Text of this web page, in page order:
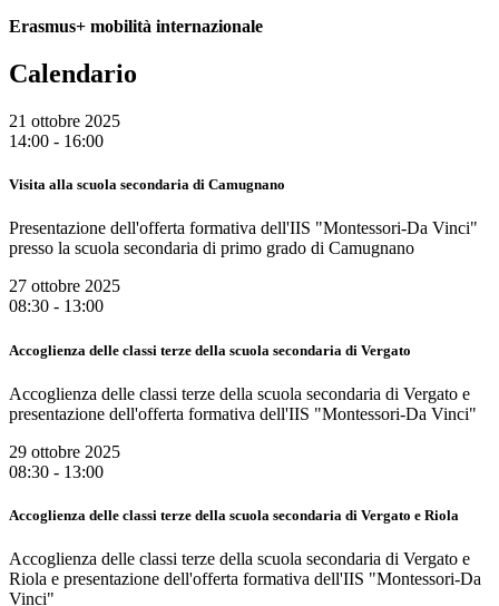
Erasmus+ mobilità internazionale
Calendario
21 ottobre 2025
14:00 - 16:00
Visita alla scuola secondaria di Camugnano
Presentazione dell'offerta formativa dell'IIS "Montessori-Da Vinci"
presso la scuola secondaria di primo grado di Camugnano
27 ottobre 2025
08:30 - 13:00
Accoglienza delle classi terze della scuola secondaria di Vergato
Accoglienza delle classi terze della scuola secondaria di Vergato e
presentazione dell'offerta formativa dell'IIS "Montessori-Da Vinci"
29 ottobre 2025
08:30 - 13:00
Accoglienza delle classi terze della scuola secondaria di Vergato e Riola
Accoglienza delle classi terze della scuola secondaria di Vergato e
Riola e presentazione dell'offerta formativa dell'IIS "Montessori-Da
Vinci"